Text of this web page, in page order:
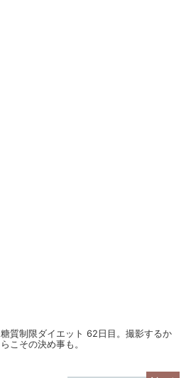
糖質制限ダイエット 62日目。撮影するか
らこその決め事も。